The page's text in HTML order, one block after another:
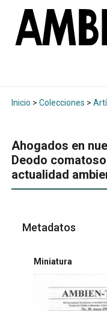
Inicio > Colecciones >
Ahogados en
Deodo
actualidad
Metadatos
Miniatura